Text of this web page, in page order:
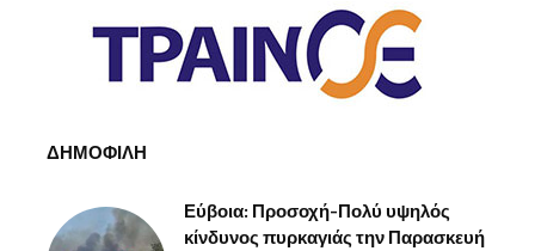
ΔΗΜΟΦΙΛΗ
Εύβοια: Προσοχή-Πολύ υψηλός
κίνδυνος πυρκαγιάς την Παρασκευή